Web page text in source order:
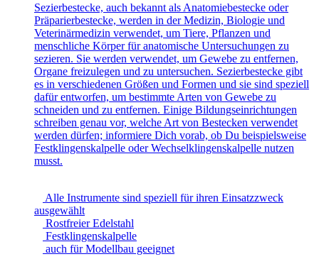
Sezierbestecke, auch bekannt als Anatomiebestecke oder
Präparierbestecke, werden in der Medizin, Biologie und
Veterinärmedizin verwendet, um Tiere, Pflanzen und
menschliche Körper für anatomische Untersuchungen zu
sezieren. Sie werden verwendet, um Gewebe zu entfernen,
Organe freizulegen und zu untersuchen. Sezierbestecke gibt
es in verschiedenen Größen und Formen und sie sind speziell
dafür entworfen, um bestimmte Arten von Gewebe zu
schneiden und zu entfernen. Einige Bildungseinrichtungen
schreiben genau vor, welche Art von Bestecken verwendet
werden dürfen; informiere Dich vorab, ob Du beispielsweise
Festklingenskalpelle oder Wechselklingenskalpelle nutzen
musst.
Alle Instrumente sind speziell für ihren Einsatzzweck
ausgewählt
Rostfreier Edelstahl
Festklingenskalpelle
auch für Modellbau geeignet